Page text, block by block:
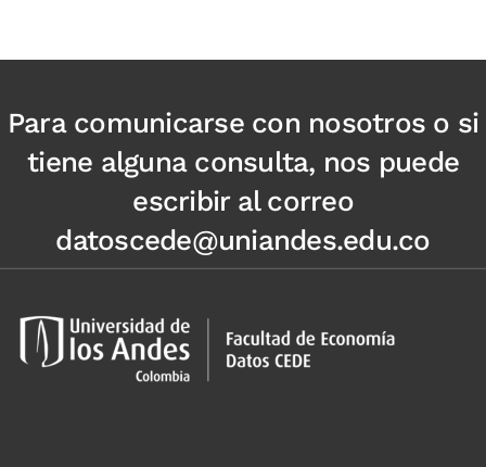
Para comunicarse con nosotros o si
tiene alguna consulta, nos puede
escribir al correo
datoscede@uniandes.edu.co